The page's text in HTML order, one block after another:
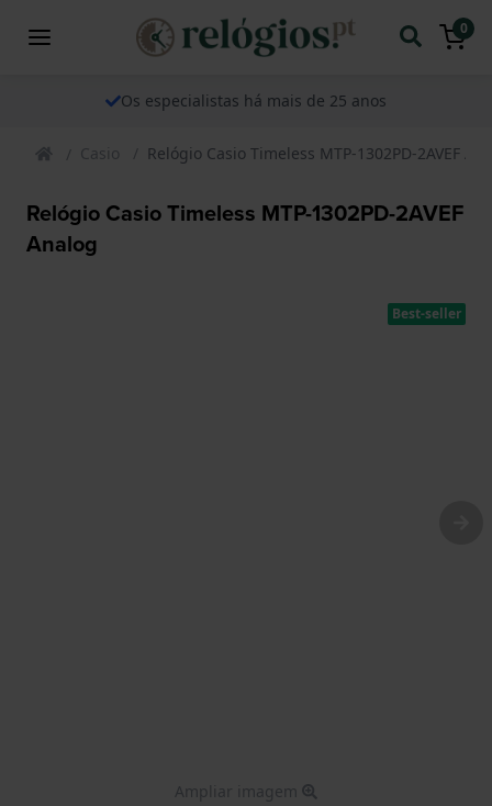
0
Os especialistas há mais de 25 anos
Casio Relógio Casio Timeless MTP-1302PD-2AVEF
Relógio Casio Timeless MTP-1302PD-2AVEF
Analog
Best-seller
Ampliar imagem